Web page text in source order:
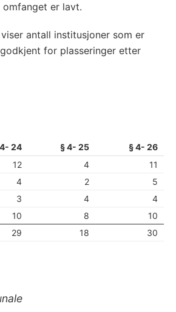
er lavt.
antall institusjoner som er
for plasseringer etter
24 § 4- 25
§ 4- 26
12 4
11
4 2
5
3 4
4
10 8
10
29 18 30